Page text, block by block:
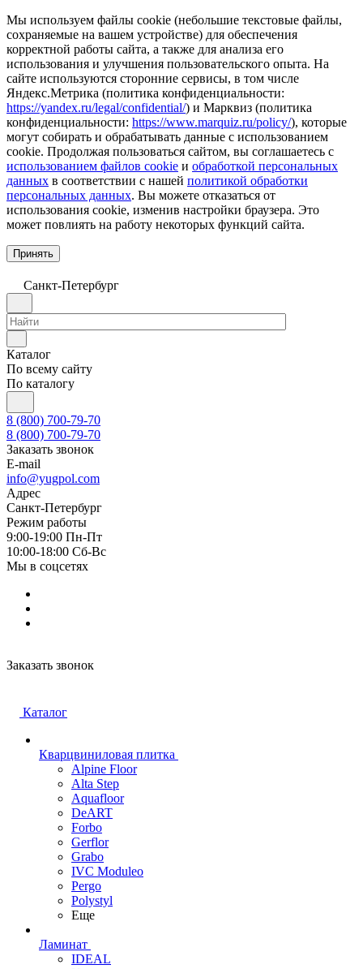
Мы используем файлы cookie (небольшие текстовые файлы,
сохраняемые на вашем устройстве) для обеспечения
корректной работы сайта, а также для анализа его
использования и улучшения пользовательского опыта. На
сайте используются сторонние сервисы, в том числе
Яндекс.Метрика (политика конфиденциальности:
https://yandex.ru/legal/confidential/) и Марквиз (политика
конфиденциальности: https://www.marquiz.ru/policy/), которые
могут собирать и обрабатывать данные с использованием
cookie. Продолжая пользоваться сайтом, вы соглашаетесь с
использованием файлов cookie и обработкой персональных
данных в соответствии с нашей политикой обработки
персональных данных. Вы можете отказаться от
использования cookie, изменив настройки браузера. Это
может повлиять на работу некоторых функций сайта.
Принять
Санкт-Петербург
Каталог
По всему сайту
По каталогу
8 (800) 700-79-70
8 (800) 700-79-70
Заказать звонок
E-mail
info@yugpol.com
Адрес
Санкт-Петербург
Режим работы
9:00-19:00 Пн-Пт
10:00-18:00 Cб-Вс
Мы в соцсетях
Заказать звонок
Каталог
Кварцвиниловая плитка
Alpine Floor
Alta Step
Aquafloor
DeART
Forbo
Gerflor
Grabo
IVC Moduleo
Pergo
Polystyl
Еще
Ламинат
IDEAL